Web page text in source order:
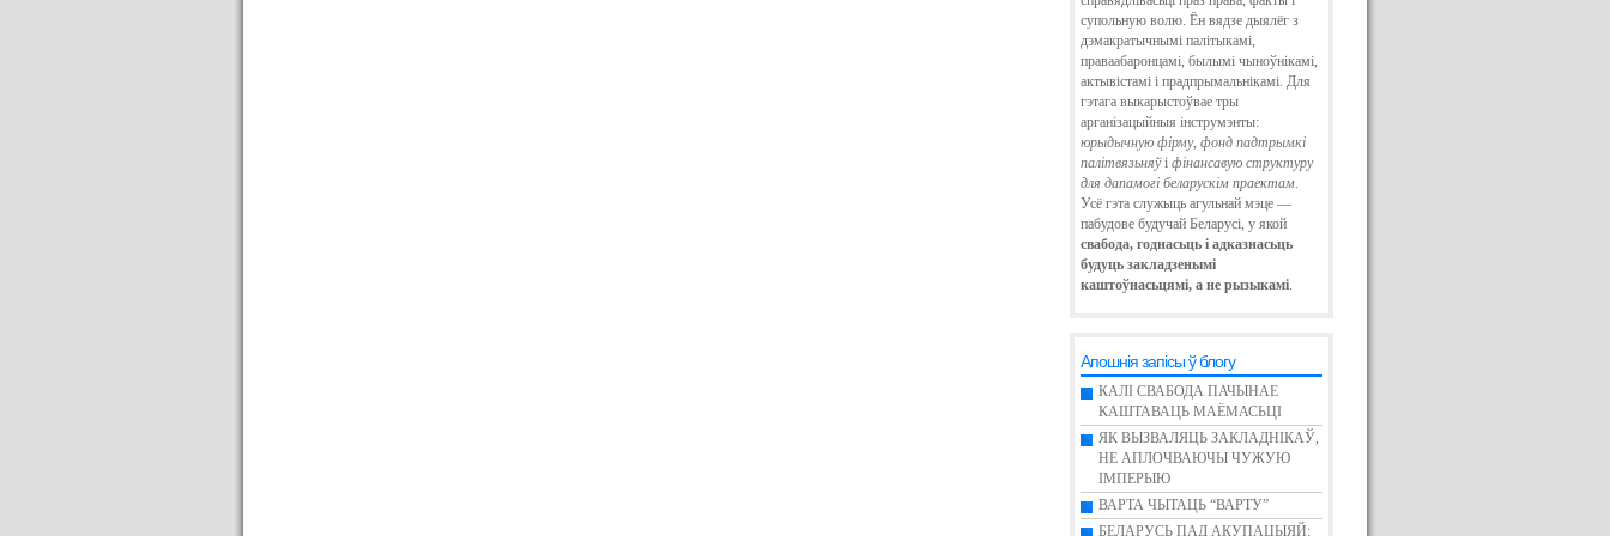
супольную волю. Ён вядзе дыялёг з
дэмакратычнымі палітыкамі,
праваабаронцамі, былымі чыноўнікамі,
актывістамі і прадпрымальнікамі. Для
гэтага выкарыстоўвае тры
арганізацыйныя інструмэнты:
юрыдычную фірму, фонд падтрымкі
палітвязьняўі фінансавую структуру
для дапамогі беларускім праектам.
Усё гэта служыць агульнай мэце —
пабудове будучай Беларусі, у якой
свабода, годнасьць і адказнасьць
будуць закладзенымі
каштоўнасьцямі, а не рызыкамі.
Апошнія запісы ў блогу
КАЛІ СВАБОДА ПАЧЫНАЕ
КАШТАВАЦЬ МАЁМАСЬЦІ
ЯК ВЫЗВАЛЯЦЬ ЗАКЛАДНІКАЎ,
НЕ АПЛОЧВАЮЧЫ ЧУЖУЮ
ІМПЕРЫЮ
ВАРТА ЧЫТАЦЬ “ВАРТУ”
БЕЛАРУСЬ ПАД АКУПАЦЫЯЙ: